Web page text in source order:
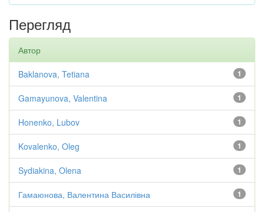
Перегляд
Автор
1
Baklanova, Tetiana
1
Gamayunova, Valentina
1
Honenko, Lubov
1
Kovalenko, Oleg
1
Sydiakina, Olena
1
Гамаюнова, Валентина Василівна